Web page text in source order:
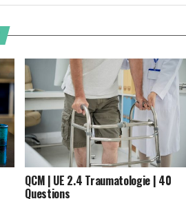
QCM | UE 2.4 Traumatologie | 40
Questions